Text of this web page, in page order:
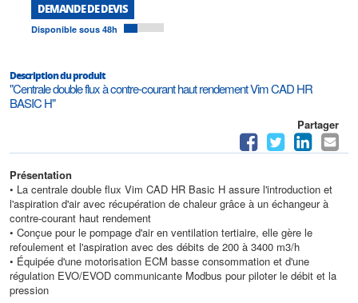
DEMANDE DE DEVIS
Disponible sous 48h
Description du produit
"Centrale double flux à contre-courant haut rendement Vim CAD HR
BASIC H"
Partager
Présentation
• La centrale double flux Vim CAD HR Basic H assure l'introduction et
l'aspiration d'air avec récupération de chaleur grâce à un échangeur à
contre-courant haut rendement
• Conçue pour le pompage d'air en ventilation tertiaire, elle gère le
refoulement et l'aspiration avec des débits de 200 à 3400 m3/h
• Équipée d'une motorisation ECM basse consommation et d'une
régulation EVO/EVOD communicante Modbus pour piloter le débit et la
pression